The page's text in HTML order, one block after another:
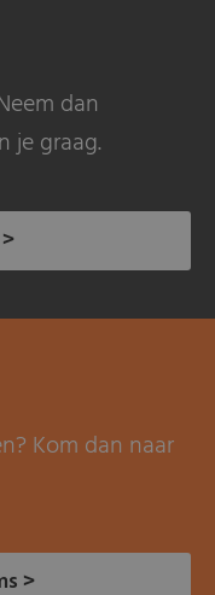
dan
je graag.
Kom dan naar
>